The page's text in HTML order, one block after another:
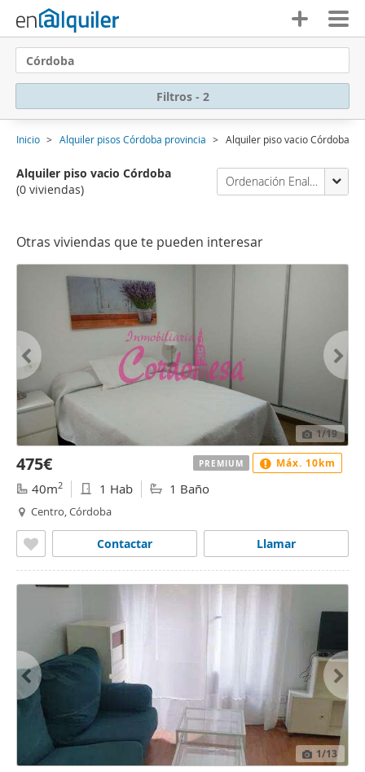
Córdoba
Filtros - 2
Inicio Alquiler pisos Córdoba provincia Alquiler piso vacio Córdoba
Alquiler piso vacio Córdoba
(0 viviendas)
Ordenación Enalquiler
Otras viviendas que te pueden interesar
1/19
475€
40m2 1 Hab 1 Baño
Centro, Córdoba
Llamar
Contactar
PREMIUM Máx. 10km
1/13